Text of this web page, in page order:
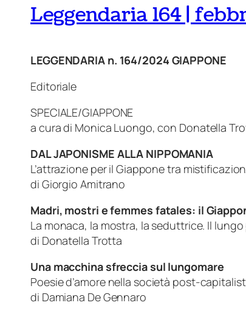
Leggendaria 164 |
LEGGENDARIA n. 164/2024 GIAPPONE
Editoriale
SPECIALE/GIAPPONE
a cura di Monica Luongo, con Donatella
DAL JAPONISME ALLA NIPPOMANIA
L’attrazione per il Giappone tra
di Giorgio Amitrano
Madri, mostri efemmes fatales: il
La monaca, la mostra, la seduttrice. Il
di Donatella Trotta
Una macchina sfreccia sul lungomare
Poesie d’amore nella società post-
di Damiana De Gennaro